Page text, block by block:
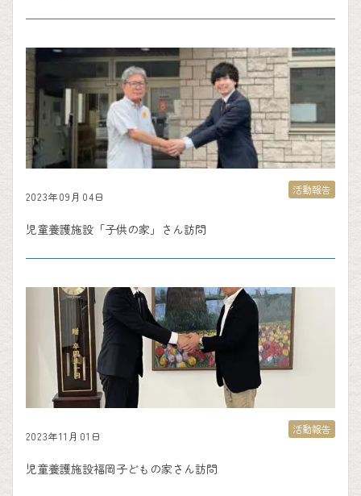
2023年09月04日
児童養護施設「子供の家」さん訪問
活動報告
2023年11月01日
児童養護施設福岡子どもの家さん訪問
活動報告